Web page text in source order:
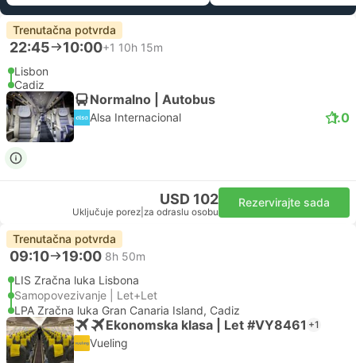
Trenutačna potvrda
22:45 10:00+1 10h 15m
Lisbon
Cadiz
Normalno | Autobus
Alsa Internacional 1.0
USD 102
Uključuje porez za odraslu osobu
Rezervirajte sada
Trenutačna potvrda
09:10 19:00 8h 50m
LIS Zračna luka Lisbona
Samopovezivanje | Let+Let
LPA Zračna luka Gran Canaria Island, Cadiz
Ekonomska klasa | Let #VY8461 +1
Vueling